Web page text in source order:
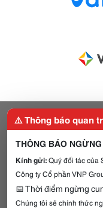
⚠️ Thông báo quan
THÔNG BÁO
Kính gửi:Quý đối tác của
Công ty Cổ phần VNP
📅 Thời điểm ngừng
Chúng tôi sẽ chính thức